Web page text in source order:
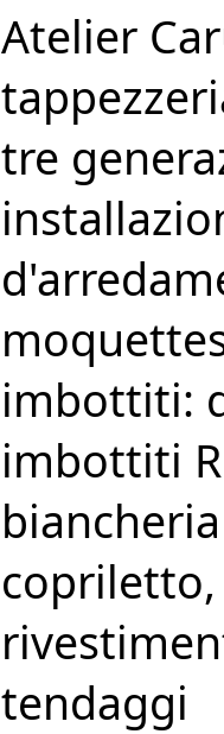
Atelier
tre
imbottiti:
imbottiti
tendaggi